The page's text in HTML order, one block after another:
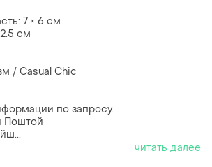
7 × 6 см
см
/ Casual Chic
по запросу.
Поштой
читать далее